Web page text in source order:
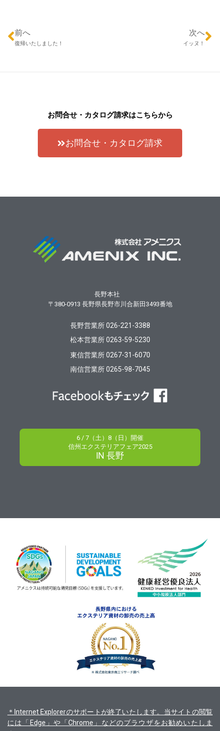
前へ
復帰いたしました！
次へ
イッヌ！
お問合せ・カタログ請求はこちらから
お問合せ・カタログ請求
長野本社
〒380-0913 長野県長野市川合新田3493番地
長野営業所 026-221-3388
松本営業所 0263-59-5230
東信営業所 0267-31-6070
南信営業所 0265-98-7045
6 / 7（土）8（日）開催
信州エクステリアフェア2025
IN 長野
＊Internet Explorerのサポートが終了いたします。当サイトの閲覧
には「Edge」や「Chrome」などのブラウザをお勧めいたしま